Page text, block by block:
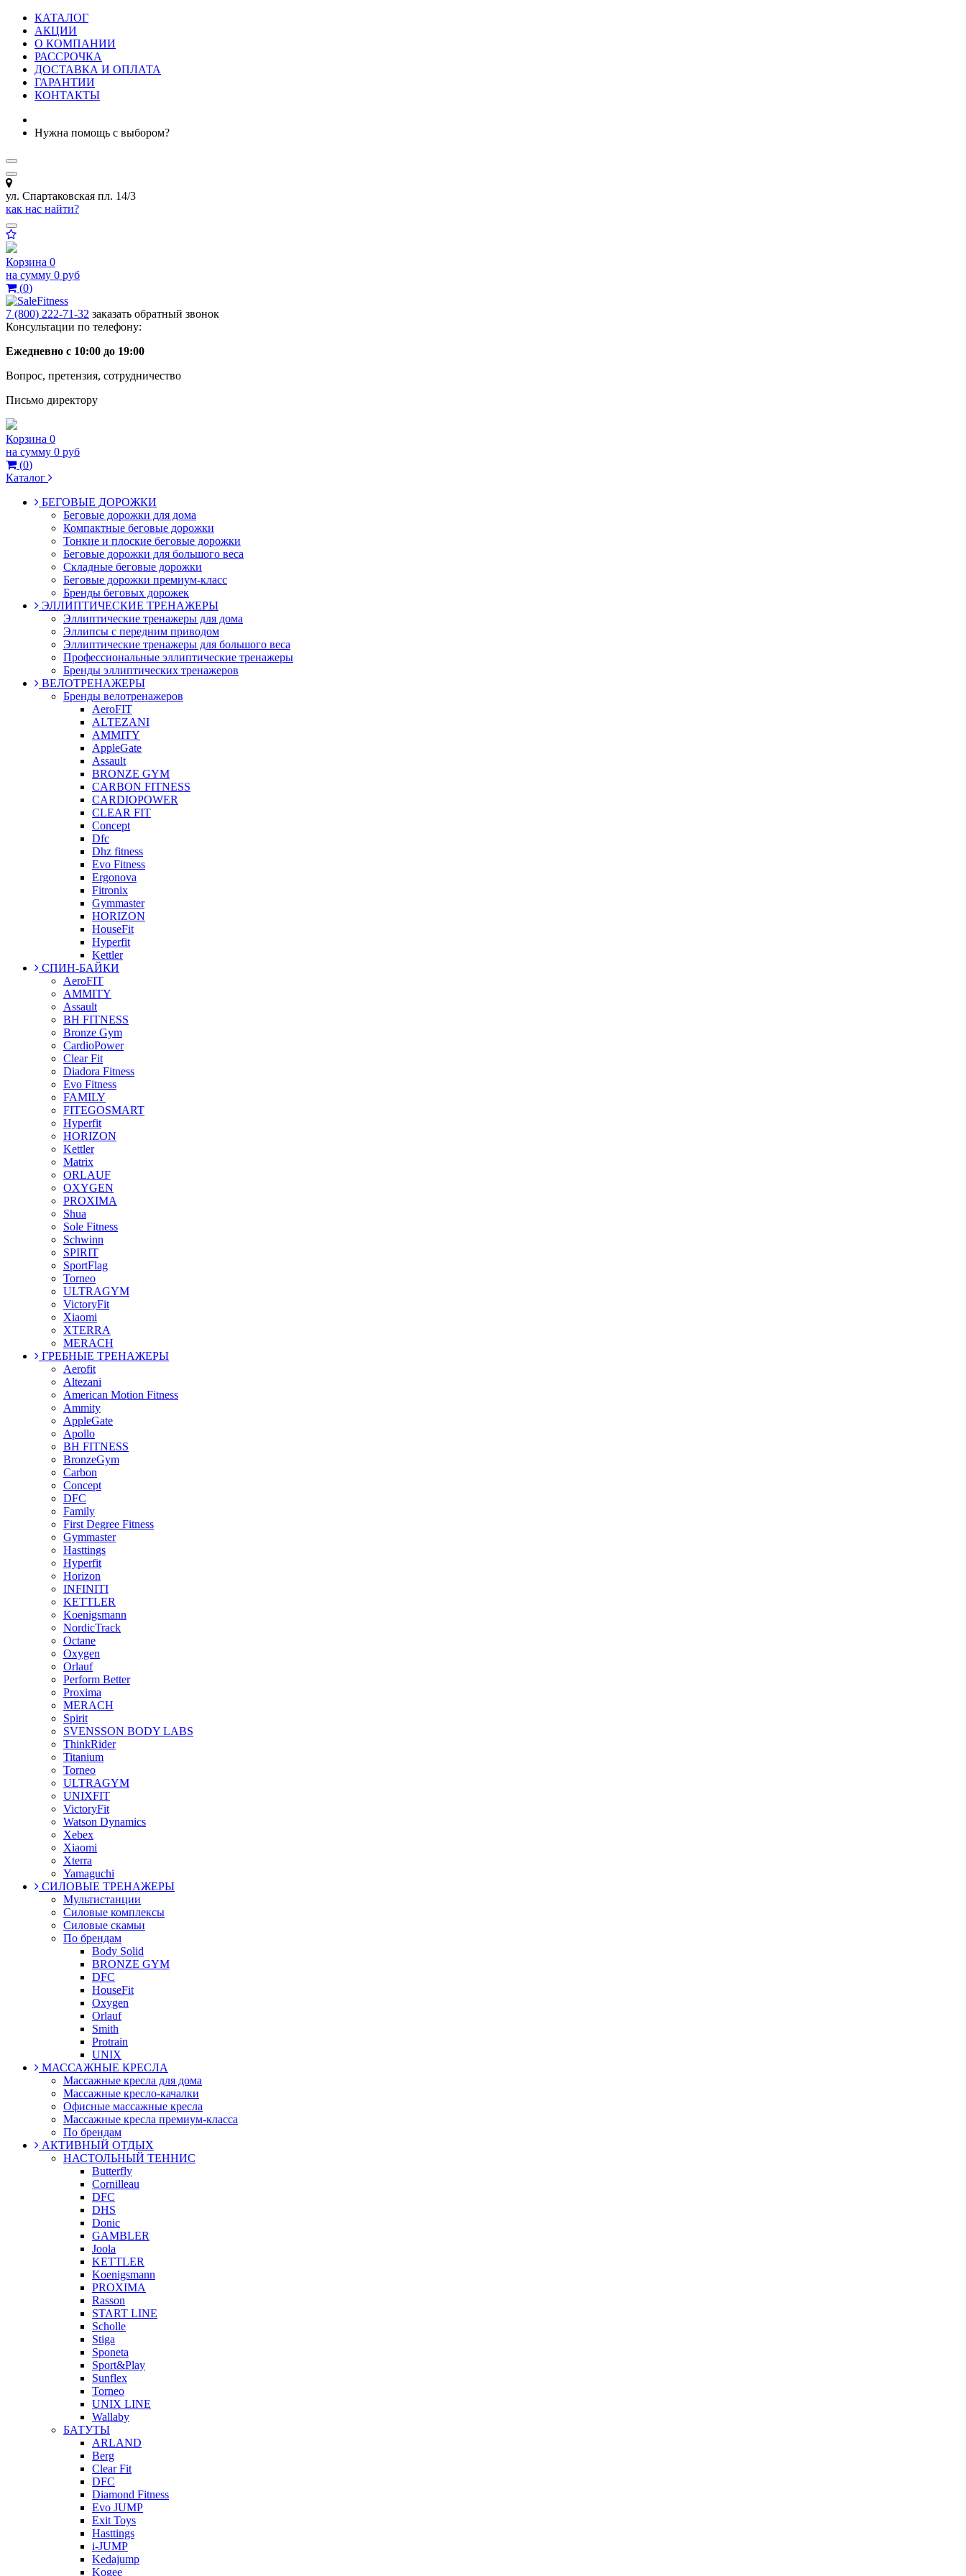
КАТАЛОГ
АКЦИИ
О КОМПАНИИ
РАССРОЧКА
ДОСТАВКА И ОПЛАТА
ГАРАНТИИ
КОНТАКТЫ
Нужна помощь с выбором?
ул. Спартаковская пл. 14/3
как нас найти?
Корзина 0
на сумму 0 руб
(0)
7 (800) 222-71-32 заказать обратный звонок
Консультации по телефону:
Ежедневно с 10:00 до 19:00
Вопрос, претензия, сотрудничество
Письмо директору
Корзина 0
на сумму 0 руб
(0)
Каталог
БЕГОВЫЕ ДОРОЖКИ
Беговые дорожки для дома
Компактные беговые дорожки
Тонкие и плоские беговые дорожки
Беговые дорожки для большого веса
Складные беговые дорожки
Беговые дорожки премиум-класс
Бренды беговых дорожек
ЭЛЛИПТИЧЕСКИЕ ТРЕНАЖЕРЫ
Эллиптические тренажеры для дома
Эллипсы с передним приводом
Эллиптические тренажеры для большого веса
Профессиональные эллиптические тренажеры
Бренды эллиптических тренажеров
ВЕЛОТРЕНАЖЕРЫ
Бренды велотренажеров
AeroFIT
ALTEZANI
AMMITY
AppleGate
Assault
BRONZE GYM
CARBON FITNESS
CARDIOPOWER
CLEAR FIT
Concept
Dfc
Dhz fitness
Evo Fitness
Ergonova
Fitronix
Gymmaster
HORIZON
HouseFit
Hyperfit
Kettler
СПИН-БАЙКИ
AeroFIT
AMMITY
Assault
BH FITNESS
Bronze Gym
CardioPower
Clear Fit
Diadora Fitness
Evo Fitness
FAMILY
FITEGOSMART
Hyperfit
HORIZON
Kettler
Matrix
ORLAUF
OXYGEN
PROXIMA
Shua
Sole Fitness
Schwinn
SPIRIT
SportFlag
Torneo
ULTRAGYM
VictoryFit
Xiaomi
XTERRA
MERACH
ГРЕБНЫЕ ТРЕНАЖЕРЫ
Aerofit
Altezani
American Motion Fitness
Ammity
AppleGate
Apollo
BH FITNESS
BronzeGym
Carbon
Concept
DFC
Family
First Degree Fitness
Gymmaster
Hasttings
Hyperfit
Horizon
INFINITI
KETTLER
Koenigsmann
NordicTrack
Octane
Oxygen
Orlauf
Perform Better
Proxima
MERACH
Spirit
SVENSSON BODY LABS
ThinkRider
Titanium
Torneo
ULTRAGYM
UNIXFIT
VictoryFit
Watson Dynamics
Xebex
Xiaomi
Xterra
Yamaguchi
СИЛОВЫЕ ТРЕНАЖЕРЫ
Мультистанции
Силовые комплексы
Силовые скамьи
По брендам
Body Solid
BRONZE GYM
DFC
HouseFit
Oxygen
Orlauf
Smith
Protrain
UNIX
МАССАЖНЫЕ КРЕСЛА
Массажные кресла для дома
Массажные кресло-качалки
Офисные массажные кресла
Массажные кресла премиум-класса
По брендам
АКТИВНЫЙ ОТДЫХ
НАСТОЛЬНЫЙ ТЕННИС
Butterfly
Cornilleau
DFC
DHS
Donic
GAMBLER
Joola
KETTLER
Koenigsmann
PROXIMA
Rasson
START LINE
Scholle
Stiga
Sponeta
Sport&Play
Sunflex
Torneo
UNIX LINE
Wallaby
БАТУТЫ
ARLAND
Berg
Clear Fit
DFC
Diamond Fitness
Evo JUMP
Exit Toys
Hasttings
i-JUMP
Kedajump
Kogee